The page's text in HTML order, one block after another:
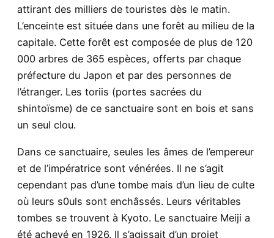
attirant des milliers de touristes dès le matin.
L’enceinte est située dans une forêt au milieu de la
capitale. Cette forêt est composée de plus de 120
000 arbres de 365 espèces, offerts par chaque
préfecture du Japon et par des personnes de
l’étranger. Les toriis (portes sacrées du
shintoïsme) de ce sanctuaire sont en bois et sans
un seul clou.
Dans ce sanctuaire, seules les âmes de l’empereur
et de l’impératrice sont vénérées. Il ne s’agit
cependant pas d’une tombe mais d’un lieu de culte
où leurs s0uls sont enchâssés. Leurs véritables
tombes se trouvent à Kyoto. Le sanctuaire Meiji a
été achevé en 1926. Il s’agissait d’un projet